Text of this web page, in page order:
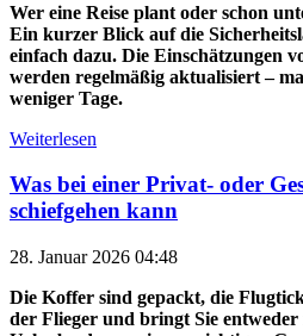
Wer eine Reise plant oder schon
Ein kurzer Blick auf die
einfach dazu. Die Einschätzungen
werden regelmäßig aktualisiert –
weniger Tage.
Weiterlesen
Was bei einer Privat- oder
schiefgehen kann
28. Januar 2026 04:48
Die Koffer sind gepackt, die
der Flieger und bringt Sie